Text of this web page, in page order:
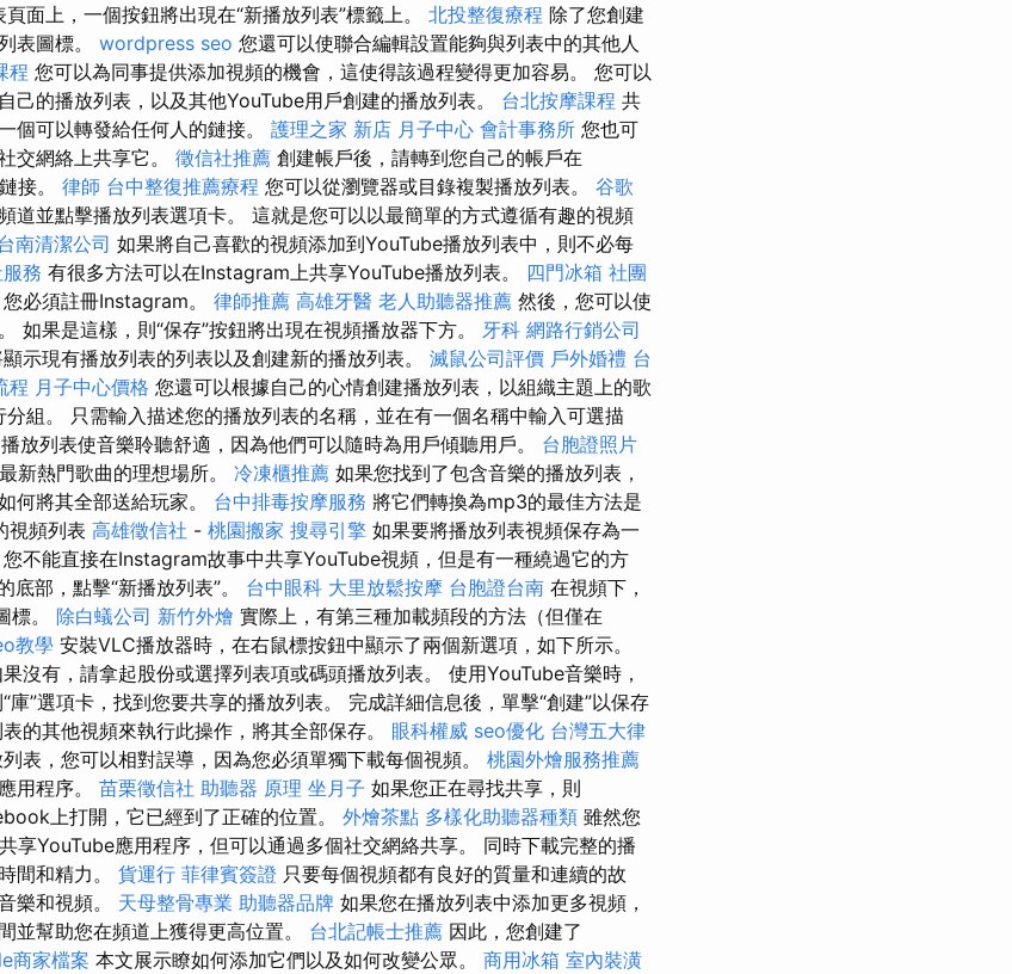
面上，一個按鈕將出現在“新播放列表”標籤上。 北投整復療程 除了您創建
表圖標。 wordpress seo 您還可以使聯合編輯設置能夠與列表中的其他人
程 您可以為同事提供添加視頻的機會，這使得該過程變得更加容易。 您可以
己的播放列表，以及其他YouTube用戶創建的播放列表。 台北按摩課程 共
個可以轉發給任何人的鏈接。 護理之家 新店 月子中心 會計事務所 您也可
交網絡上共享它。 徵信社推薦 創建帳戶後，請轉到您自己的帳戶在
接。 律師 台中整復推薦療程 您可以從瀏覽器或目錄複製播放列表。 谷歌
道並點擊播放列表選項卡。 這就是您可以以最簡單的方式遵循有趣的視頻
南清潔公司 如果將自己喜歡的視頻添加到YouTube播放列表中，則不必每
務 有很多方法可以在Instagram上共享YouTube播放列表。 四門冰箱 社團
必須註冊Instagram。 律師推薦 高雄牙醫 老人助聽器推薦 然後，您可以使
如果是這樣，則“保存”按鈕將出現在視頻播放器下方。 牙科 網路行銷公司
示現有播放列表的列表以及創建新的播放列表。 滅鼠公司評價 戶外婚禮 台
程 月子中心價格 您還可以根據自己的心情創建播放列表，以組織主題上的歌
組。 只需輸入描述您的播放列表的名稱，並在有一個名稱中輸入可選描
放列表使音樂聆聽舒適，因為他們可以隨時為用戶傾聽用戶。 台胞證照片
新熱門歌曲的理想場所。 冷凍櫃推薦 如果您找到了包含音樂的播放列表，
何將其全部送給玩家。 台中排毒按摩服務 將它們轉換為mp3的最佳方法是
視頻列表 高雄徵信社 - 桃園搬家 搜尋引擎 如果要將播放列表視頻保存為一
不能直接在Instagram故事中共享YouTube視頻，但是有一種繞過它的方
底部，點擊“新播放列表”。 台中眼科 大里放鬆按摩 台胞證台南 在視頻下，
標。 除白蟻公司 新竹外燴 實際上，有第三種加載頻段的方法（但僅在
教學 安裝VLC播放器時，在右鼠標按鈕中顯示了兩個新選項，如下所示。
沒有，請拿起股份或選擇列表項或碼頭播放列表。 使用YouTube音樂時，
庫”選項卡，找到您要共享的播放列表。 完成詳細信息後，單擊“創建”以保存
的其他視頻來執行此操作，將其全部保存。 眼科權威 seo優化 台灣五大律
表，您可以相對誤導，因為您必須單獨下載每個視頻。 桃園外燴服務推薦
用程序。 苗栗徵信社 助聽器 原理 坐月子 如果您正在尋找共享，則
上打開，它已經到了正確的位置。 外燴茶點 多樣化助聽器種類 雖然您
享YouTube應用程序，但可以通過多個社交網絡共享。 同時下載完整的播
間和精力。 貨運行 菲律賓簽證 只要每個視頻都有良好的質量和連續的故
樂和視頻。 天母整骨專業 助聽器品牌 如果您在播放列表中添加更多視頻，
並幫助您在頻道上獲得更高位置。 台北記帳士推薦 因此，您創建了
商家檔案 本文展示瞭如何添加它們以及如何改變公眾。 商用冰箱 室內裝潢